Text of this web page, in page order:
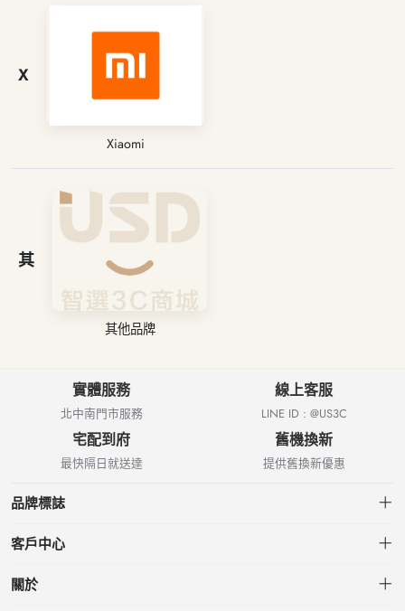
X
Xiaomi
其
其他品牌
實體服務
北中南門市服務
線上客服
LINE ID : @US3C
宅配到府
最快隔日就送達
舊機換新
提供舊換新優惠
品牌標誌
客戶中心
會員中心
關於